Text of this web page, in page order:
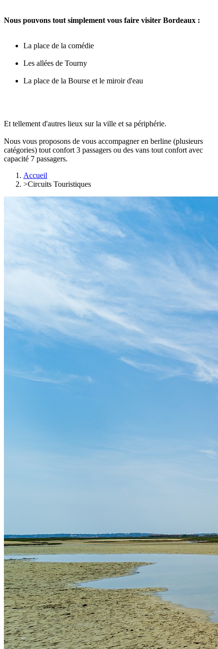
Nous pouvons tout simplement vous faire visiter Bordeaux :
La place de la comédie
Les allées de Tourny
La place de la Bourse et le miroir d'eau
Et tellement d'autres lieux sur la ville et sa périphérie.
Nous vous proposons de vous accompagner en berline (plusieurs
catégories) tout confort 3 passagers ou des vans tout confort avec
capacité 7 passagers.
Accueil
>Circuits Touristiques